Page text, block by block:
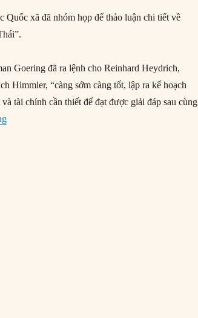
xã đã nhóm họp để thảo luận chi tiết về
Goering đã ra lệnh cho Reinhard Heydrich,
Himmler, “càng sớm càng tốt, lập ra kế hoạch
tài chính cần thiết để đạt được giải đáp sau cùng
“20/01/1942: Hội nghị Wannsee được tổ chức”